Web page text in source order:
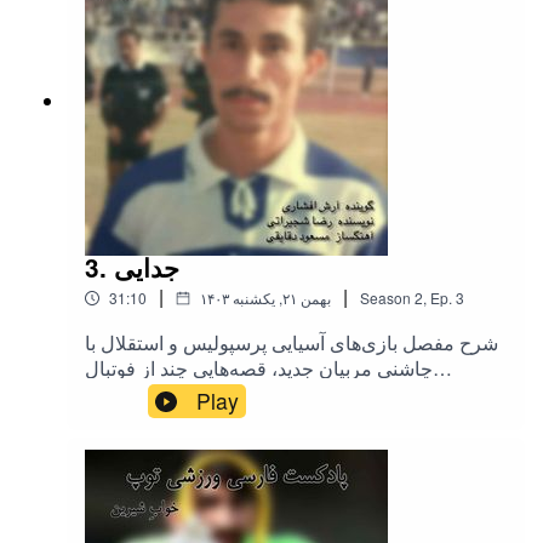
3. جدایی
31:10 | ۱۴۰۳ بهمن ۲۱, یکشنبه | Season 2, Ep. 3
شرح مفصل بازی‌های آسیایی پرسپولیس و استقلال با
چاشنی مربیان جدید، قصه‌هایی چند از فوتبال
اروپا.کی‌کجاست‌‌ : ابراهیم تهامی، مرد همیشه در
صحنه‌ی دریبل‌های نامنظم.نویسنده : رضا
شجیراتی.گوینده :‌ آرش افشاری.توییتر :
x.com/tooppodcastt.اینستاگرام :
instagram.com/tooppodcastt.تلگرام :
t.me/tooppodcastt.یوتوب :
Play